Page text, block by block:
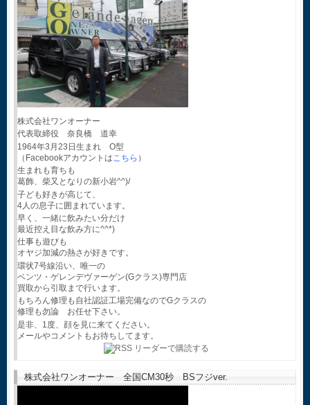
株式会社ワンオーナー
代表取締役 奈良橋 道幸
1964年3月23日生まれ O型
（Facebookアカウントはこちら ）
生まれも育ちも
葛飾、柴又となりの新小岩^^)/
子ども好きが高じて、
4人の息子に囲まれています。
早く、一緒に飲みたい分だけ
最近控え目な飲み方に^^*)
仕事も遊びも
オヤジ加減の熱さが好きです。
環状7号線沿い、唯一の
ベンツ・ゲレンデヴァーゲン(Gクラス)専門店
買取から引取まで行います。
もちろん修理も自社認証工場完備なのでGクラスの
修理も勿論 お任せ下さい。
是非、1度、顔を見に来てください。
メールやコメントもお待ちしてます。
株式会社ワンオーナー 全国CM30秒 BSフジver.